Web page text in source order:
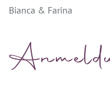
Bianca & Farina